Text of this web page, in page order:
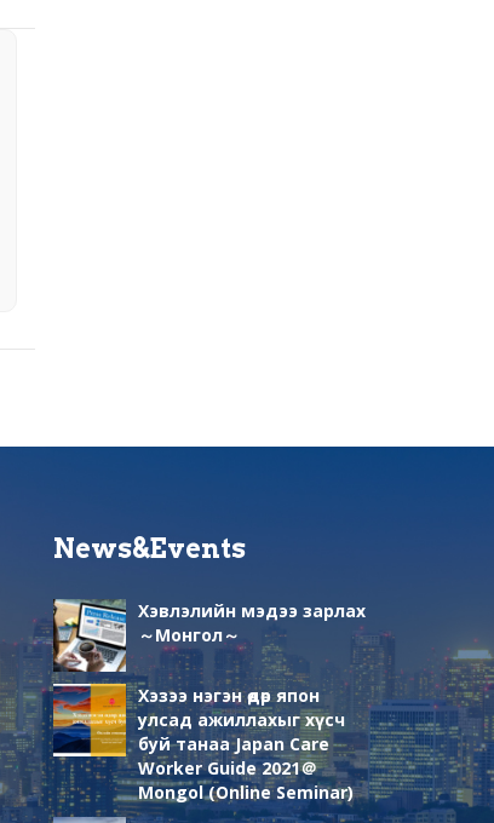
News&Events
Хэвлэлийн мэдээ зарлах
～Монгол～
Хэзээ нэгэн өдөр япон
улсад ажиллахыг хүсч
буй танаа Japan Care
Worker Guide 2021＠
Mongol (Online Seminar)